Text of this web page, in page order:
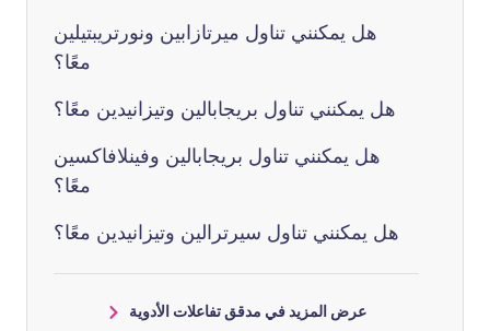
هل يمكنني تناول ميرتازابين ونورتريبتيلين
معًا؟
هل يمكنني تناول بريجابالين وتيزانيدين معًا؟
هل يمكنني تناول بريجابالين وفينلافاكسين
معًا؟
هل يمكنني تناول سيرترالين وتيزانيدين معًا؟
عرض المزيد في مدقق تفاعلات الأدوية